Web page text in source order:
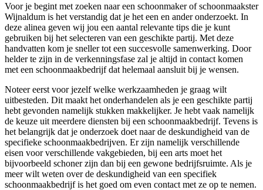
Voor je begint met zoeken naar een schoonmaker of schoonmaakster
Wijnaldum is het verstandig dat je het een en ander onderzoekt. In
deze alinea geven wij jou een aantal relevante tips die je kunt
gebruiken bij het selecteren van een geschikte partij. Met deze
handvatten kom je sneller tot een succesvolle samenwerking. Door
helder te zijn in de verkenningsfase zal je altijd in contact komen
met een schoonmaakbedrijf dat helemaal aansluit bij je wensen.
Noteer eerst voor jezelf welke werkzaamheden je graag wilt
uitbesteden. Dit maakt het onderhandelen als je een geschikte partij
hebt gevonden namelijk stukken makkelijker. Je hebt vaak namelijk
de keuze uit meerdere diensten bij een schoonmaakbedrijf. Tevens is
het belangrijk dat je onderzoek doet naar de deskundigheid van de
specifieke schoonmaakbedrijven. Er zijn namelijk verschillende
eisen voor verschillende vakgebieden, bij een arts moet het
bijvoorbeeld schoner zijn dan bij een gewone bedrijfsruimte. Als je
meer wilt weten over de deskundigheid van een specifiek
schoonmaakbedrijf is het goed om even contact met ze op te nemen.